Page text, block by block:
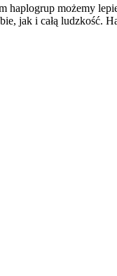
możemy
jak i całą ludzkość.